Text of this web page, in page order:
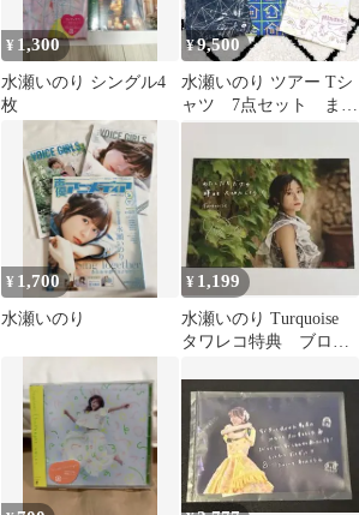
¥ 1,300
水瀬いのり シングル4
枚
¥9,500
水瀬いのり ツアー Tシ
ャツ 7点セット まと
め売り XL
¥ 1,700
水瀬いのり
¥ 1,199
水瀬いのり Turquoise
タワレコ特典 ブロマ